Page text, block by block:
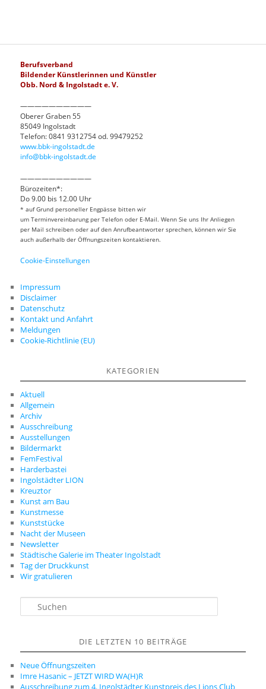
Berufsverband
Bildender Künstlerinnen und Künstler
Obb. Nord & Ingolstadt e. V.
——————————
Oberer Graben 55
85049 Ingolstadt
Telefon: 0841 9312754 od. 99479252
www.bbk-ingolstadt.de
info@bbk-ingolstadt.de
——————————
Bürozeiten*:
Do 9.00 bis 12.00 Uhr
* auf Grund personeller Engpässe bitten wir
um Terminvereinbarung per Telefon oder E-Mail. Wenn Sie uns Ihr Anliegen
per Mail schreiben oder auf den Anrufbeantworter sprechen, können wir Sie
auch außerhalb der Öffnungszeiten kontaktieren.
Cookie-Einstellungen
Impressum
Disclaimer
Datenschutz
Kontakt und Anfahrt
Meldungen
Cookie-Richtlinie (EU)
KATEGORIEN
Aktuell
Allgemein
Archiv
Ausschreibung
Ausstellungen
Bildermarkt
FemFestival
Harderbastei
Ingolstädter LION
Kreuztor
Kunst am Bau
Kunstmesse
Kunststücke
Nacht der Museen
Newsletter
Städtische Galerie im Theater Ingolstadt
Tag der Druckkunst
Wir gratulieren
n
DIE LETZTEN 10 BEITRÄGE
Neue Öffnungszeiten
Imre Hasanic – JETZT WIRD WA(H)R
Ausschreibung zum 4. Ingolstädter Kunstpreis des Lions Club